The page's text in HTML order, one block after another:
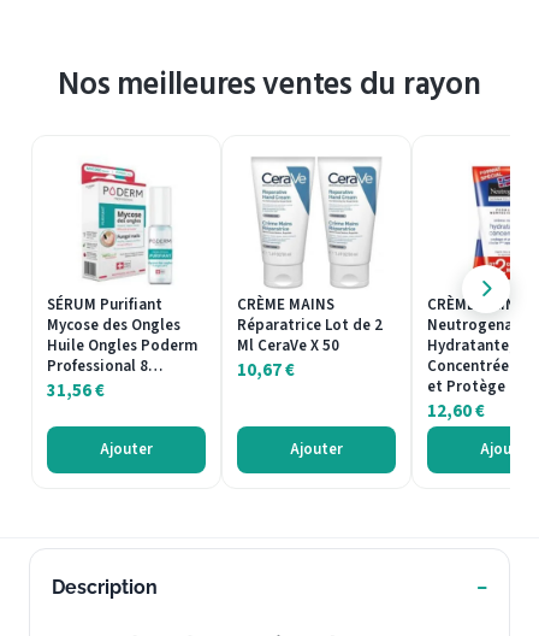
Nos meilleures ventes du rayon
SÉRUM Purifiant
Mycose des Ongles
Huile Ongles Poderm
Professional 8…
31,56€
Ajouter
CRÈME MAINS
Réparatrice Lot de 2
Ml CeraVe X 50
10,67€
Ajouter
CRÈME MAINS
Neutrogena
Hydratante,
Concentrée
et Protège Dès
12,60€
Ajouter
Description